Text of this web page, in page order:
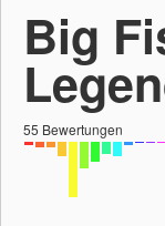
Big
55 Bewertungen